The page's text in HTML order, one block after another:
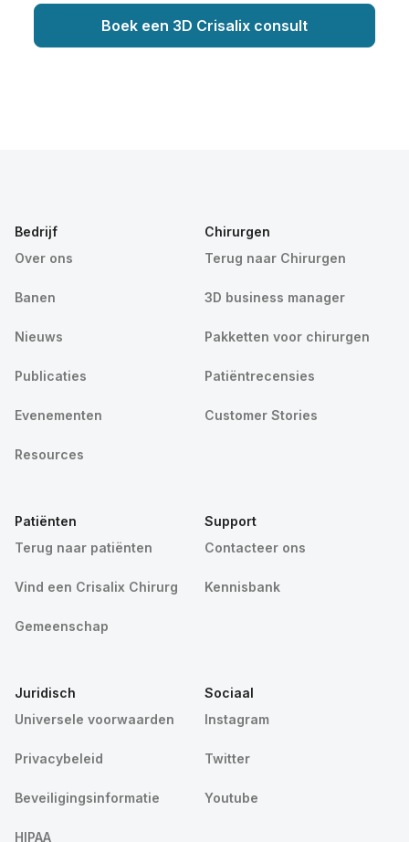
Boek een 3D Crisalix consult
Bedrijf
Over ons
Banen
Nieuws
Publicaties
Evenementen
Resources
Chirurgen
Terug naar Chirurgen
3D business manager
Pakketten voor chirurgen
Patiëntrecensies
Customer Stories
Patiënten
Terug naar patiënten
Vind een Crisalix Chirurg
Gemeenschap
Support
Contacteer ons
Kennisbank
Juridisch
Universele voorwaarden
Privacybeleid
Beveiligingsinformatie
HIPAA
Sociaal
Instagram
Twitter
Youtube